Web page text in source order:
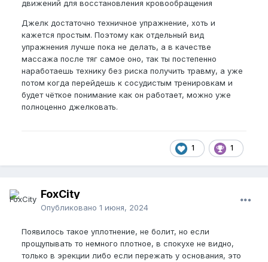
движений для восстановления кровообращения
Джелк достаточно техничное упражнение, хоть и
кажется простым. Поэтому как отдельный вид
упражнения лучше пока не делать, а в качестве
массажа после тяг самое оно, так ты постепенно
наработаешь технику без риска получить травму, а уже
потом когда перейдешь к сосудистым тренировкам и
будет чёткое понимание как он работает, можно уже
полноценно джелковать.
1 1
FoxCity
Опубликовано 1 июня, 2024
Появилось такое уплотнение, не болит, но если
прощупывать то немного плотное, в спокухе не видно,
только в эрекции либо если пережать у основания, это